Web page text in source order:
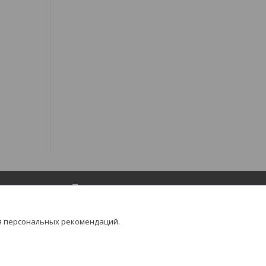
Популярное
Товары для депиляции
персональных рекомендаций.